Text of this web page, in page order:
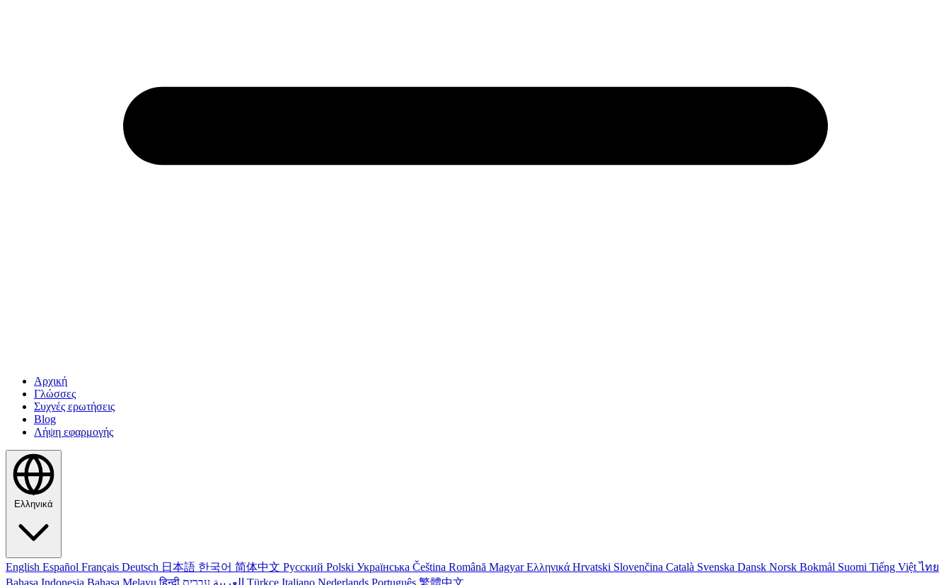
Αρχική
Γλώσσες
Συχνές ερωτήσεις
Blog
Λήψη εφαρμογής
Ελληνικά
English Español Français Deutsch 日本語 한국어 简体中文 Русский Polski Українська Čeština Română MagyarΕλληνικά Hrvatski Slovenčina Català Svenska Dansk Norsk Bokmål Suomi Tiếng Việtไทย
Bahasa Indonesia Bahasa Melayuहिन्दी العربية Türkçe Italiano Nederlands Português 繁體中文